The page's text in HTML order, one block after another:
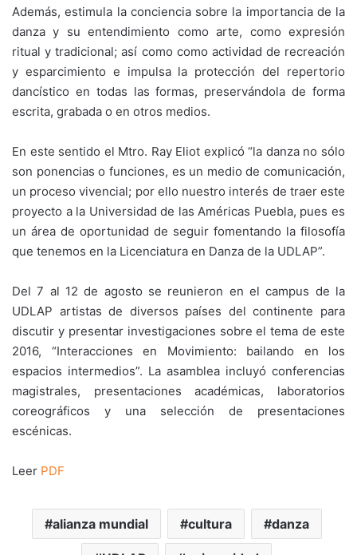
Además, estimula la conciencia sobre la importancia de la
danza y su entendimiento como arte, como expresión
ritual y tradicional; así como como actividad de recreación
y esparcimiento e impulsa la protección del repertorio
dancístico en todas las formas, preservándola de forma
escrita, grabada o en otros medios.
En este sentido el Mtro. Ray Eliot explicó “la danza no sólo
son ponencias o funciones, es un medio de comunicación,
un proceso vivencial; por ello nuestro interés de traer este
proyecto a la Universidad de las Américas Puebla, pues es
un área de oportunidad de seguir fomentando la filosofía
que tenemos en la Licenciatura en Danza de la UDLAP”.
Del 7 al 12 de agosto se reunieron en el campus de la
UDLAP artistas de diversos países del continente para
discutir y presentar investigaciones sobre el tema de este
2016, “Interacciones en Movimiento: bailando en los
espacios intermedios”. La asamblea incluyó conferencias
magistrales, presentaciones académicas, laboratorios
coreográficos y una selección de presentaciones
escénicas.
Leer PDF
alianza mundial cultura danza